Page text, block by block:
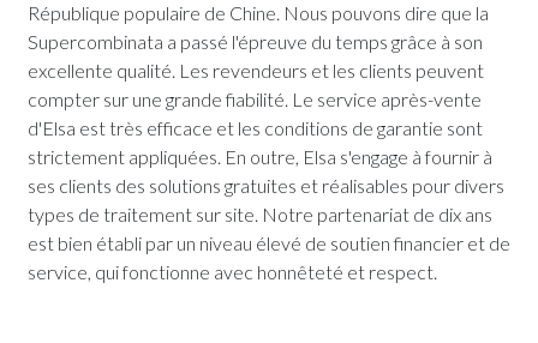
République populaire de Chine. Nous pouvons dire que la
Supercombinata a passé l'épreuve du temps grâce à son
excellente qualité. Les revendeurs et les clients peuvent
compter sur une grande fiabilité. Le service après-vente
d'Elsa est très efficace et les conditions de garantie sont
strictement appliquées. En outre, Elsa s'engage à fournir à
ses clients des solutions gratuites et réalisables pour divers
types de traitement sur site. Notre partenariat de dix ans
est bien établi par un niveau élevé de soutien financier et de
service, qui fonctionne avec honnêteté et respect.